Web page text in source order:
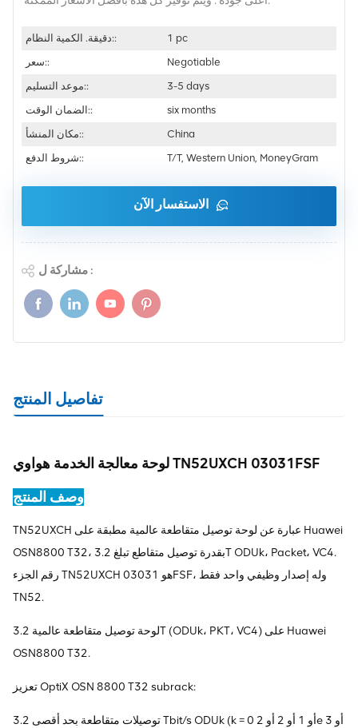
دقيقة. الكمية النظام::
1 pc
سعر::
Negotiable
موعد التسليم::
3-5 days
الضمان الوقت::
six months
مكان المنشأ::
China
شروط الدفع::
T/T, Western Union, MoneyGram
الاستفسار الآن
مشاركة ل :
تفاصيل المنتج
لوحة معالجة الخدمة هواوي TN52UXCH 03031FSF
وصف المنتج
TN52UXCH عبارة عن لوحة توصيل متقاطعة عالمية مطبقة على Huawei
OSN8800 T32، بقدرة توصيل متقاطع تبلغ 3.2T ODUk، Packet، VC4.
رقم الجزء TN52UXCH هو 03031FSF، وله إصدار وظيفي واحد فقط
TN52.
لوحة توصيل متقاطعة عالمية 3.2T (ODUk، PKT، VC4) على Huawei
OSN8800 T32.
تعزيز OptiX OSN 8800 T32 subrack:
توصيلات متقاطعة بحد أقصى 3.2 Tbit/s ODUk (k = 0 أو 1 أو 2 أو 2e أو 3